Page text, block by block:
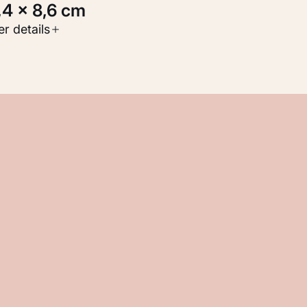
× 8,6 cm
werk
details